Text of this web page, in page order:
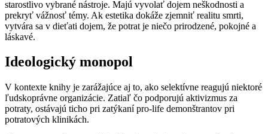
starostlivo vybrané nástroje. Majú vyvolať dojem neškodnosti a
prekryť vážnosť témy. Ak estetika dokáže zjemniť realitu smrti,
vytvára sa v dieťati dojem, že potrat je niečo prirodzené, pokojné a
láskavé.
Ideologický monopol
V kontexte knihy je zarážajúce aj to, ako selektívne reagujú niektoré
ľudskoprávne organizácie. Zatiaľ čo podporujú aktivizmus za
potraty, ostávajú ticho pri zatýkaní pro-life demonštrantov pri
potratových klinikách.